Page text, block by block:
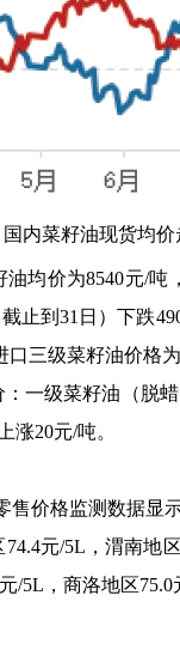
内菜籽油现货均价
均价为8540元/
止到31日）下跌
三级菜籽油价格
一级菜籽油（脱
涨20元/吨。
价格监测数据显
元/5L，渭南地
/5L，商洛地区